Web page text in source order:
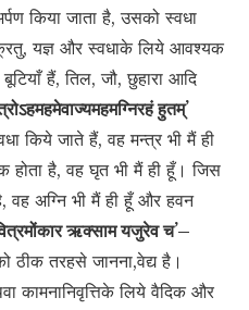
किया जाता है, उसको स्वधा
यज्ञ और स्वधाके लिये आवश्यक
हैं, तिल, जौ, छुहारा आदि
हुतम्’
किये जाते हैं, वह मन्त्र भी मैं ही
है, वह घृत भी मैं ही हूँ। जिस
वह अग्नि भी मैं ही हूँ और हवन
ऋक्साम यजुरेव च’–
ठीक तरहसे जानना,वेद्य है।
कामनानिवृत्तिके लिये वैदिक और